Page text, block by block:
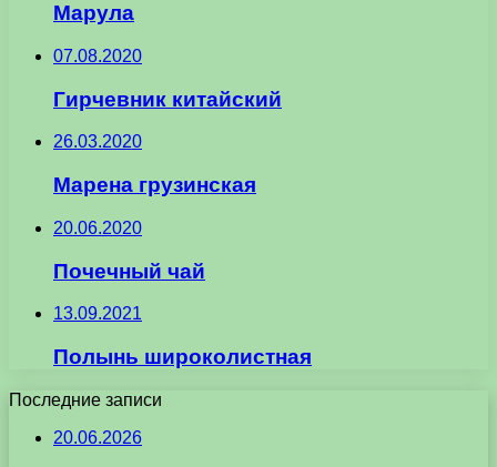
Марула
07.08.2020
Гирчевник китайский
26.03.2020
Марена грузинская
20.06.2020
Почечный чай
13.09.2021
Полынь широколистная
Последние записи
20.06.2026